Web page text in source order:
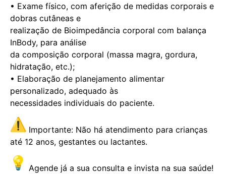
• Exame físico, com aferição de medidas corporais e
dobras cutâneas e
realização de Bioimpedância corporal com balança
InBody, para análise
da composição corporal (massa magra, gordura,
hidratação, etc.);
• Elaboração de planejamento alimentar
personalizado, adequado às
necessidades individuais do paciente.
Importante: Não há atendimento para crianças
até 12 anos, gestantes ou lactantes.
Agende já a sua consulta e invista na sua saúde!